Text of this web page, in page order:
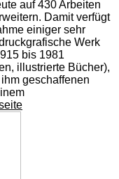
auf 430 Arbeiten
Damit verfügt
einiger sehr
Werk
bis 1981
illustrierte Bücher),
geschaffenen